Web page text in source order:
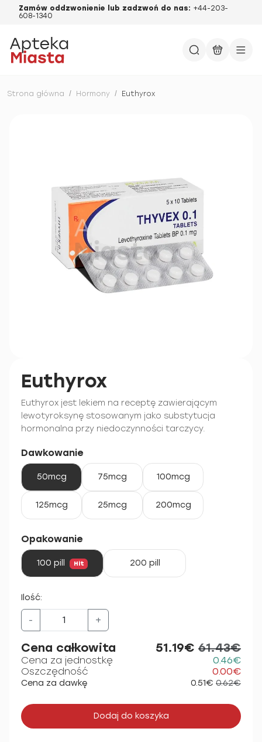
Zamów oddzwonienie lub zadzwoń do nas: +44-203-
608-1340
Strona główna / Hormony / Euthyrox
Euthyrox
Euthyrox jest lekiem na receptę zawierającym
lewotyroksynę stosowanym jako substytucja
hormonalna przy niedoczynności tarczycy.
Dawkowanie
50mcg 75mcg 100mcg
125mcg 25mcg 200mcg
Opakowanie
100 pill Hit 200 pill
Ilość:
- +
Cena całkowita 51.19€ 61.43€
Cena za jednostkę
0.46€
Oszczędność
0.00€
Cena za dawkę 0.51€ 0.62€
Dodaj do koszyka